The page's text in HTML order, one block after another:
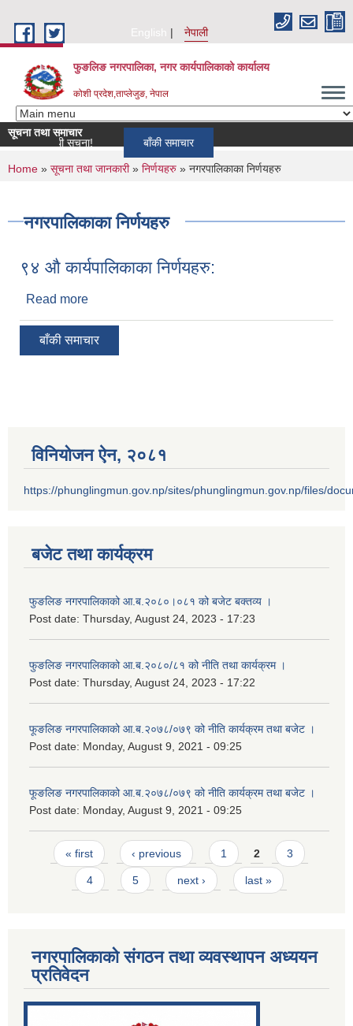
English
नेपाली
फुङलिङ नगरपालिका, नगर कार्यपालिकाको कार्यालय
कोशी प्रदेश,ताप्लेजुङ, नेपाल
सूचना तथा समाचार
सम्बन्धी सूचना!
बाँकी समाचार
You are here
Home » सूचना तथा जानकारी» निर्णयहरु » नगरपालिकाका निर्णयहरु
नगरपालिकाका निर्णयहरु
९४ औ कार्यपालिकाका निर्णयहरु:
Read more
बाँकी समाचार
विनियोजन ऐन‚ २०८१
https://phunglingmun.gov.np/sites/phunglingmun.gov.np/files/
बजेट तथा कार्यक्रम
फुङलिङ नगरपालिकाको आ.ब.२०८०।०८१ को बजेट बक्तव्य ।
Post date: Thursday, August 24, 2023 - 17:23
फुङलिङ नगरपालिकाको आ.ब.२०८०/८१ को नीति तथा कार्यक्रम ।
Post date: Thursday, August 24, 2023 - 17:22
फूङलिङ नगरपालिकाको आ.ब.२०७८/०७९ को नीति कार्यक्रम तथा बजेट ।
Post date: Monday, August 9, 2021 - 09:25
फूङलिङ नगरपालिकाको आ.ब.२०७८/०७९ को नीति कार्यक्रम तथा बजेट ।
Post date: Monday, August 9, 2021 - 09:25
Pages
« first ‹ previous 1 2 3
4 5 next › last »
नगरपालिकाको संगठन तथा व्यवस्थापन अध्ययन
प्रतिवेदन